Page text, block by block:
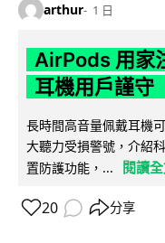
arthur 1 日
AirPods 用家
耳機用戶謹
長時間高音量佩戴耳機
大聽力受損警號，介紹
置防護功能，...
閱讀
20 分享